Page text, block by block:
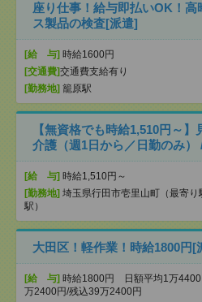
座り仕事！給与即払いOK！高
ス製品の検査[派遣]
[給 与] 時給1600円
[交通費]交通費支給有り
[勤務地] 籠原駅
【無資格でも時給1,510円～】
介護（週1日から／日勤のみ）
[給 与] 時給1,510円～
[勤務地] 埼玉県行田市壱里山町（最寄り
駅）
大田区！軽作業！時給1800円[
[給 与] 時給1800円 日額平均1万4400
万2400円/残込39万2400円